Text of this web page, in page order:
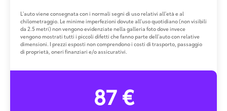
L'auto viene consegnata con i normali segni di uso relativi all'età e al
chilometraggio. Le minime imperfezioni dovute all'uso quotidiano (non visibili
da 2.5 metri) non vengono evidenziate nella galleria foto dove invece
vengono mostrati tutti i piccoli difetti che fanno parte dell'auto con relative
dimensioni. I prezzi esposti non comprendono i costi di trasporto, passaggio
di proprietà, oneri finanziari e/o assicurativi.
87 €